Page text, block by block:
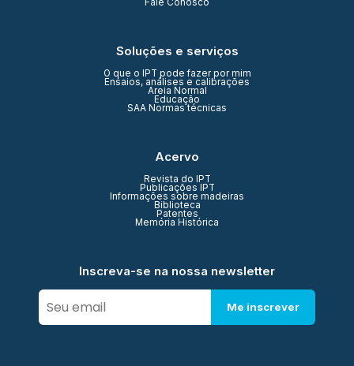
Fale Conosco
Soluções e serviços
O que o IPT pode fazer por mim
Ensaios, análises e calibrações
Areia Normal
Educação
SAA Normas técnicas
Acervo
Revista do IPT
Publicações IPT
Informações sobre madeiras
Biblioteca
Patentes
Memória Histórica
Inscreva-se na nossa newsletter
Me inscrever